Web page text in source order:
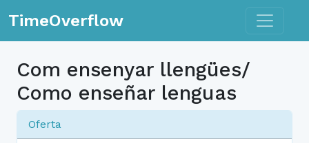
TimeOverflow Toggle
Com ensenyar llengües/
Como enseñar lenguas
Oferta